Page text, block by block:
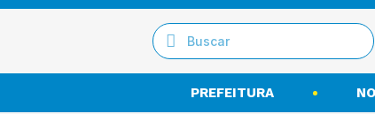
PREFEITURA